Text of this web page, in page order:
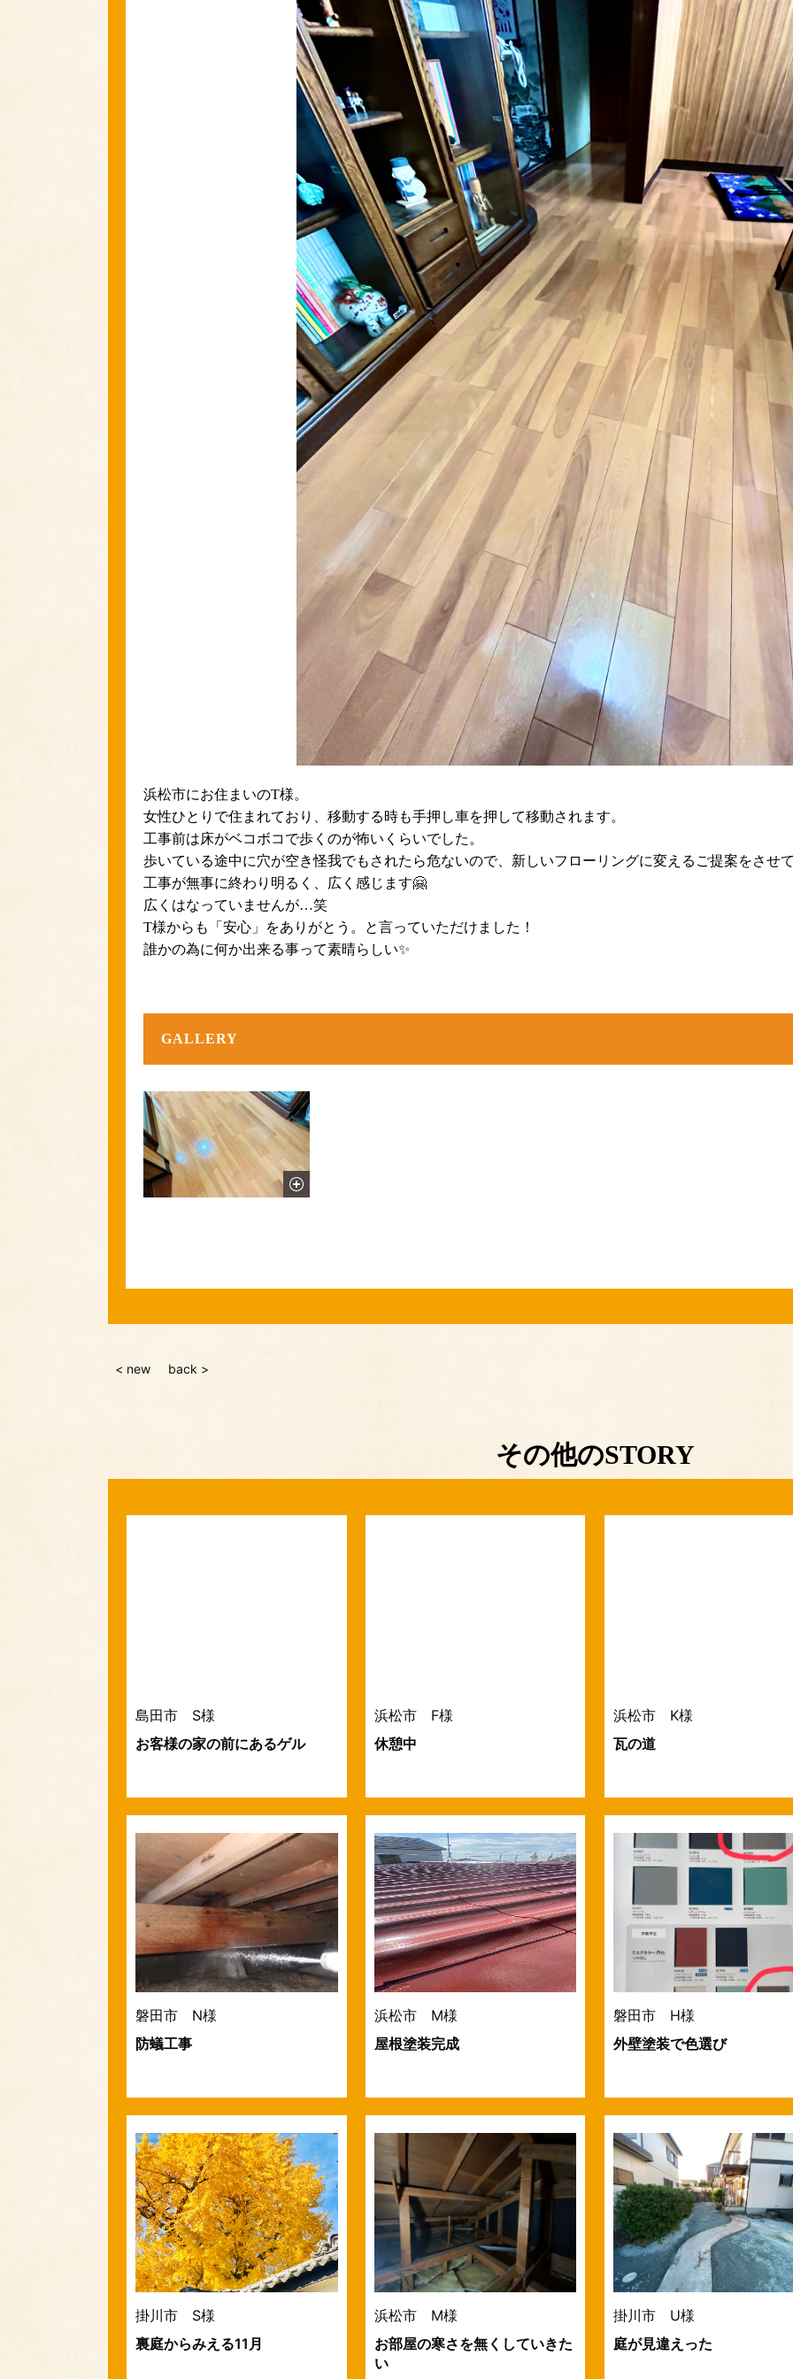
浜松市にお住まいのT様。
女性ひとりで住まれており、移動する時も手押し車を押して移動されます。
工事前は床がベコボコで歩くのが怖いくらいでした。
歩いている途中に穴が空き怪我でもされたら危ないので、新しいフローリングに変えるご提案をさせ
工事が無事に終わり明るく、広く感じます🤗
広くはなっていませんが…笑
T様からも「安心」をありがとう。と言っていただけました！
誰かの為に何か出来る事って素晴らしい✨
GALLERY
< new back >
その他のSTORY
島田市 S様
お客様の家の前にあるゲル
浜松市 F様
休憩中
浜松市 K様
瓦の道
磐田市 N様
防蟻工事
浜松市 M様
屋根塗装完成
磐田市 H様
外壁塗装で色選び
掛川市 S様
裏庭からみえる11月
浜松市 M様
お部屋の寒さを無くしていきた
い
掛川市 U様
庭が見違えった